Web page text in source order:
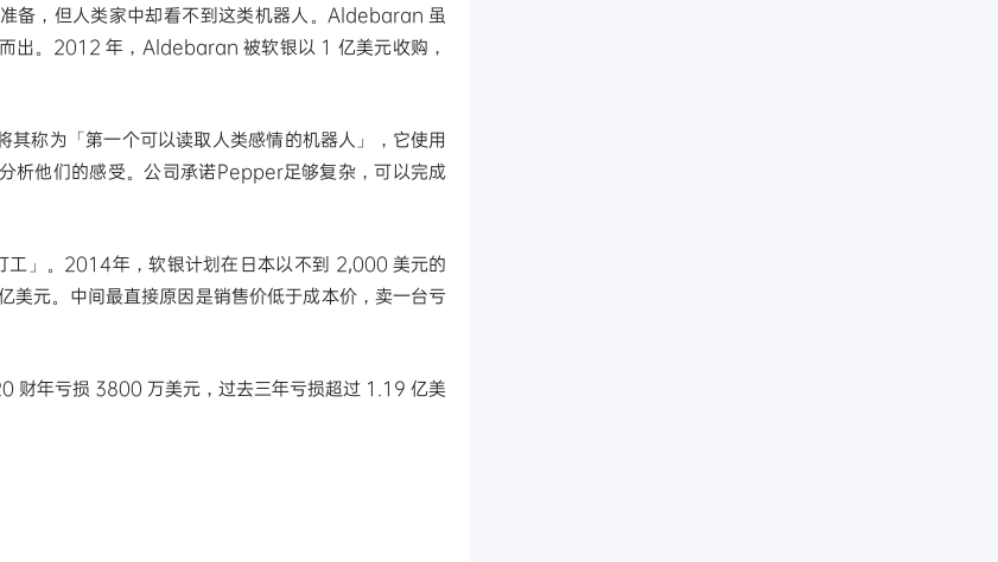
备，但人类家中却看不到这类机器人。Aldebaran 虽
出。2012 年，Aldebaran 被软银以 1 亿美元收购，
称为「第一个可以读取人类感情的机器人」，它使用
析他们的感受。公司承诺Pepper足够复杂，可以完成
」。2014年，软银计划在日本以不到 2,000 美元的
元。中间最直接原因是销售价低于成本价，卖一台亏
年亏损 3800 万美元，过去三年亏损超过 1.19 亿美